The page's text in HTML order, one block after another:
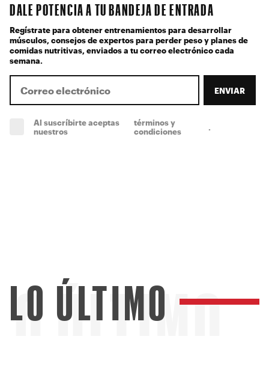
DALE POTENCIA A TU BANDEJA DE ENTRADA
Regístrate para obtener entrenamientos para desarrollar
músculos, consejos de expertos para perder peso y planes de
comidas nutritivas, enviados a tu correo electrónico cada
semana.
ENVIAR
Al suscríbirte aceptas
nuestros
términos y
condiciones
ÚLTIMO
LO ÚLTIMO